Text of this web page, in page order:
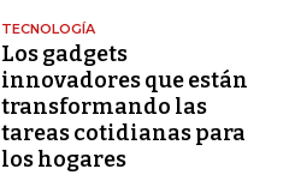
TECNOLOGÍA
Los gadgets
innovadores que están
transformando las
tareas cotidianas para
los hogares